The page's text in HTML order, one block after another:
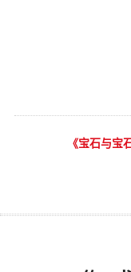
《宝石与宝